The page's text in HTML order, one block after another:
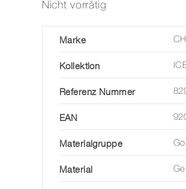
Nicht vorrätig
Marke
Kollektion
Referenz Nummer
EAN
Materialgruppe
Material